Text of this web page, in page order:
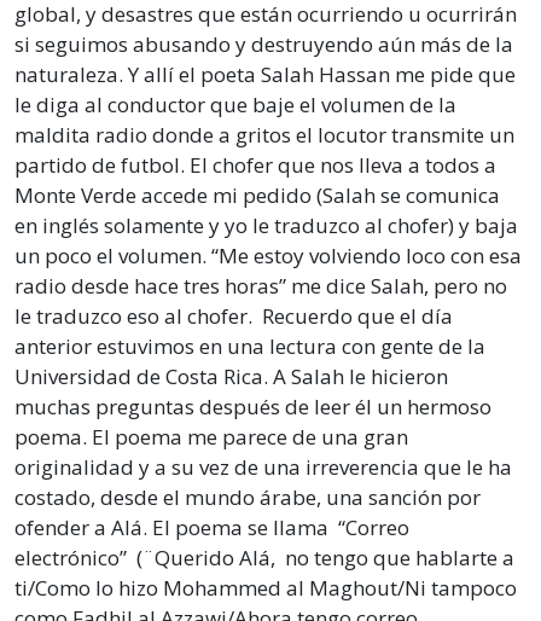
global, y desastres que están ocurriendo u ocurrirán
si seguimos abusando y destruyendo aún más de la
naturaleza. Y allí el poeta Salah Hassan me pide que
le diga al conductor que baje el volumen de la
maldita radio donde a gritos el locutor transmite un
partido de futbol. El chofer que nos lleva a todos a
Monte Verde accede mi pedido (Salah se comunica
en inglés solamente y yo le traduzco al chofer) y baja
un poco el volumen. “Me estoy volviendo loco con esa
radio desde hace tres horas” me dice Salah, pero no
le traduzco eso al chofer. Recuerdo que el día
anterior estuvimos en una lectura con gente de la
Universidad de Costa Rica. A Salah le hicieron
muchas preguntas después de leer él un hermoso
poema. El poema me parece de una gran
originalidad y a su vez de una irreverencia que le ha
costado, desde el mundo árabe, una sanción por
ofender a Alá. El poema se llama “Correo
electrónico” (¨Querido Alá, no tengo que hablarte a
ti/Como lo hizo Mohammed al Maghout/Ni tampoco